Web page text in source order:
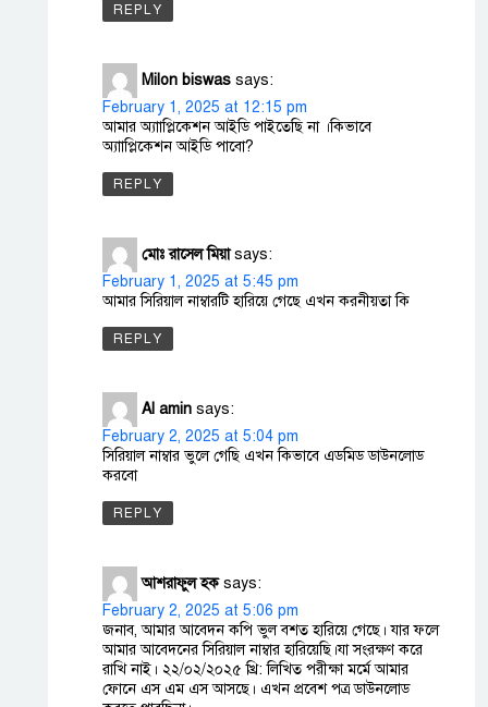
REPLY
Milon biswas says:
February 1, 2025 at 12:15 pm
আমার অ্যাাপ্লিকেশন আইডি পাইতেছি না ।কিভাবে
অ্যাাপ্লিকেশন আইডি পাবো?
REPLY
মোঃ রাসেল মিয়া says:
February 1, 2025 at 5:45 pm
আমার সিরিয়াল নাম্বারটি হারিয়ে গেছে এখন করনীয়তা কি
REPLY
Al amin says:
February 2, 2025 at 5:04 pm
সিরিয়াল নাম্বার ভুলে গেছি এখন কিভাবে এডমিড ডাউনলোড
করবো
REPLY
আশরাফুল হক says:
February 2, 2025 at 5:06 pm
জনাব, আমার আবেদন কপি ভুল বশত হারিয়ে গেছে। যার ফলে
আমার আবেদনের সিরিয়াল নাম্বার হারিয়েছি।যা সংরক্ষণ করে
রাখি নাই। ২২/০২/২০২৫ খ্রি: লিখিত পরীক্ষা মর্মে আমার
ফোনে এস এম এস আসছে। এখন প্রবেশ পত্র ডাউনলোড